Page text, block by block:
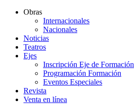
Obras
Internacionales
Nacionales
Noticias
Teatros
Ejes
Inscripción Eje de Formación
Programación Formación
Eventos Especiales
Revista
Venta en línea